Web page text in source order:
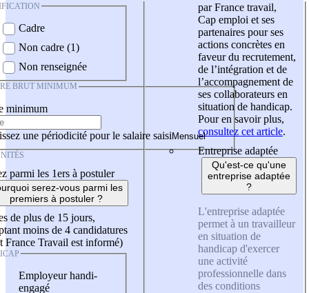
Cadre
Non cadre (1)
Non renseignée
BRUT MINIMUM
minimum
une périodicité pour le salaire saisi
parmi les 1ers à postuler
serez-vous parmi les
premiers à postuler ?
de plus de 15 jours,
moins de 4 candidatures
France Travail est informé)
Employeur handi-
engagé
par France travail,
Cap emploi et ses
partenaires pour ses
actions concrètes en
faveur du recrutement,
de l’intégration et de
l’accompagnement de
ses collaborateurs en
situation de handicap.
Pour en savoir plus,
consultez cet article.
Entreprise adaptée
Qu'est-ce qu'une
entreprise adaptée
?
L'entreprise adaptée
permet à un travailleur
en situation de
handicap d'exercer
une activité
professionnelle dans
des conditions